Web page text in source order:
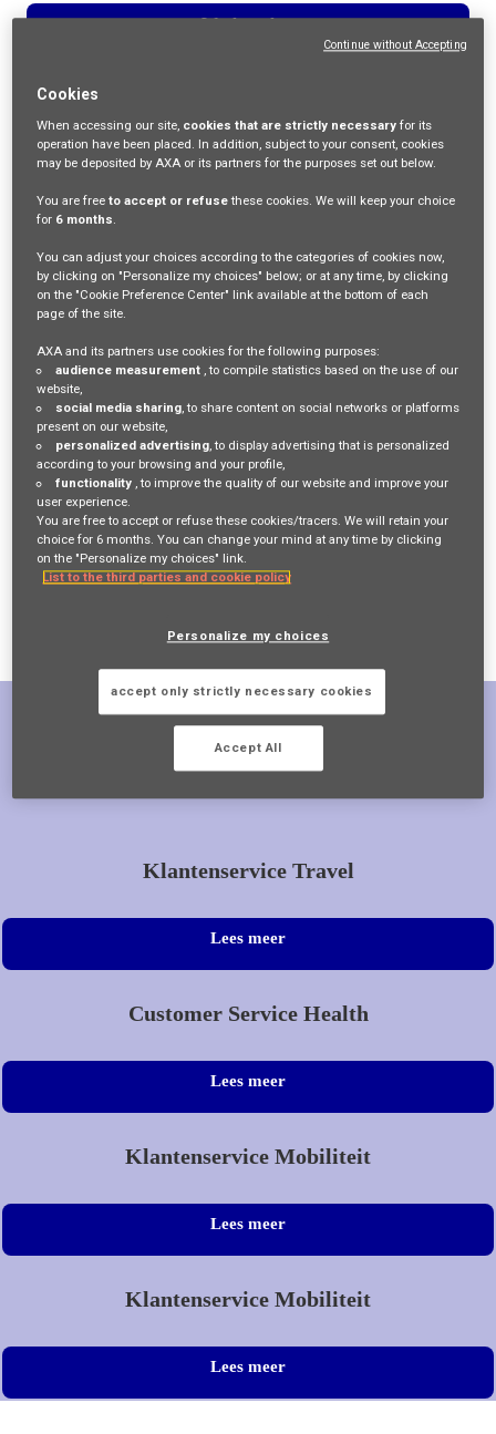
Werk zoeken
Een verschillende Klantenservice
functie
Onze klantenserviceteams staan voorop als het gaat om het
helpen van mensen die het echt nodig hebben. Of klanten nu
rechtstreeks contact met ons opnemen of via digitale platforms,
we hebben medewerkers nodig die trots zijn op het leveren van
de beste klantenservice.
Als Klantenservicemedewerker maak je deel uit van een uitertst
belangrijk team. Als jij je enthousiasme en ambitie meebrengt,
dan helpen we je de vaardigheden te ontwikkelen die nodig zijn
om een oplossingsgerichte probleemoplossser te worden die een
dat het meest nodig hebben.
Aanbevolen rollen
Klantenservice Travel
Lees meer
Customer Service Health
Lees meer
Klantenservice Mobiliteit
Lees meer
Klantenservice Mobiliteit
Lees meer
Cookies
When accessing our site, cookies that are strictly necessary for its
operation have been placed. In addition, subject to your consent, cookies
may be deposited by AXA or its partners for the purposes set out below.
You are freeto accept or refusethese cookies. We will keep your choice
for 6 months.
You can adjust your choices according to the categories of cookies now,
by clicking on "Personalize my choices" below; or at any time, by clicking
on the "Cookie Preference Center" link available at the bottom of each
page of the site.
AXA and its partners use cookies for the following purposes:
audience measurement , to compile statistics based on the use of our
website,
social media sharing, to share content on social networks or platforms
present on our website,
personalized advertising, to display advertising that is personalized
according to your browsing and your profile,
functionality , to improve the quality of our website and improve your
user experience.
You are free to accept or refuse these cookies/tracers. We will retain your
choice for 6 months. You can change your mind at any time by clicking
on the "Personalize my choices" link.
List to the third parties and cookie policy
Personalize my choices
accept only strictly necessary cookies
Accept All
Continue without Accepting